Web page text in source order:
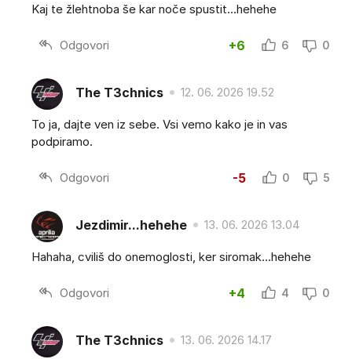
Kaj te žlehtnoba še kar noče spustit...hehehe
Odgovori +6 6 0
The T3chnics 12. 06. 2026 19.52
To ja, dajte ven iz sebe. Vsi vemo kako je in vas
podpiramo.
Odgovori -5 0 5
Jezdimir...hehehe 13. 06. 2026 13.04
Hahaha, cviliš do onemoglosti, ker siromak...hehehe
Odgovori +4 4 0
The T3chnics 13. 06. 2026 14.17